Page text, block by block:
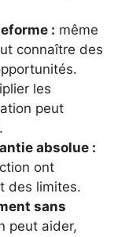
: même
connaître des
les
peut
absolue :
ont
des limites.
sans
peut aider,